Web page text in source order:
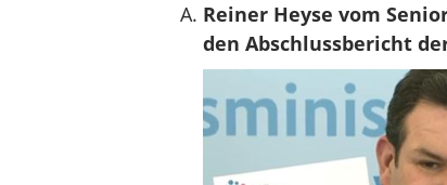
Reiner Heyse vom
den Abschlussbericht